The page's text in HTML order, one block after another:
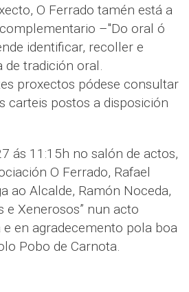
O Ferrado tamén está a
–"Do oral ó
identificar, recoller e
de tradición oral.
proxectos pódese consultar
carteis postos a disposición
ás 11:15h no salón de actos,
O Ferrado, Rafael
ao Alcalde, Ramón Noceda,
e Xenerosos” nun acto
en agradecemento pola boa
Pobo de Carnota.